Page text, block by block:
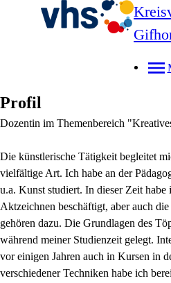
Profil
Dozentin im Themenbereich
Die künstlerische Tätigkeit begleitet
vielfältige Art. Ich habe an der
u.a. Kunst studiert. In dieser Zeit
Aktzeichnen beschäftigt, aber auch
gehören dazu. Die Grundlagen des
während meiner Studienzeit gelegt.
vor einigen Jahren auch in Kursen in
verschiedener Techniken habe ich